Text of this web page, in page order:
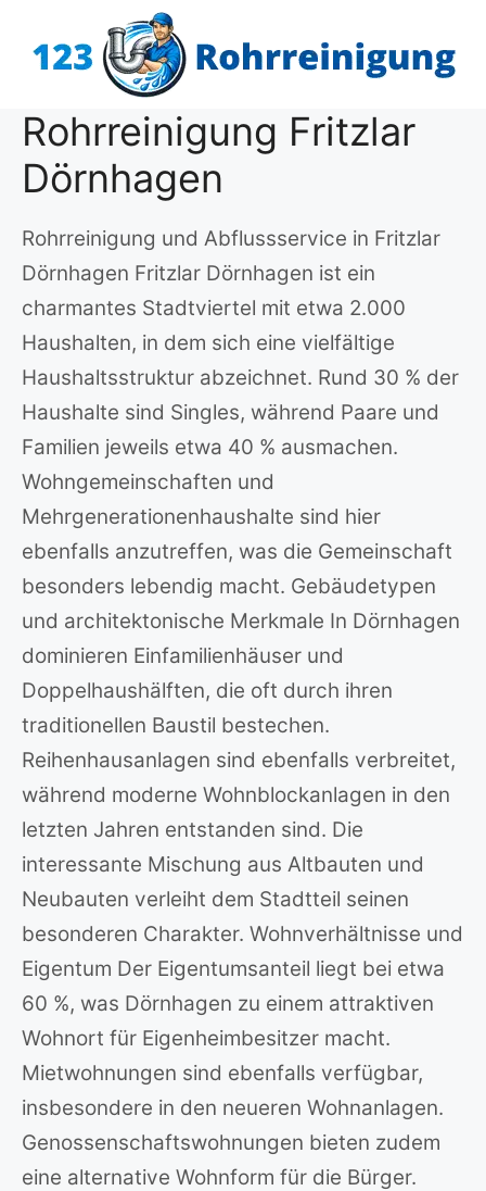
Inhalt
Rohrreinigung Fritzlar
Dörnhagen
Rohrreinigung und Abflussservice in Fritzlar
Dörnhagen Fritzlar Dörnhagen ist ein
charmantes Stadtviertel mit etwa 2.000
Haushalten, in dem sich eine vielfältige
Haushaltsstruktur abzeichnet. Rund 30 % der
Haushalte sind Singles, während Paare und
Familien jeweils etwa 40 % ausmachen.
Wohngemeinschaften und
Mehrgenerationenhaushalte sind hier
ebenfalls anzutreffen, was die Gemeinschaft
besonders lebendig macht. Gebäudetypen
und architektonische Merkmale In Dörnhagen
dominieren Einfamilienhäuser und
Doppelhaushälften, die oft durch ihren
traditionellen Baustil bestechen.
Reihenhausanlagen sind ebenfalls verbreitet,
während moderne Wohnblockanlagen in den
letzten Jahren entstanden sind. Die
interessante Mischung aus Altbauten und
Neubauten verleiht dem Stadtteil seinen
besonderen Charakter. Wohnverhältnisse und
Eigentum Der Eigentumsanteil liegt bei etwa
60 %, was Dörnhagen zu einem attraktiven
Wohnort für Eigenheimbesitzer macht.
Mietwohnungen sind ebenfalls verfügbar,
insbesondere in den neueren Wohnanlagen.
Genossenschaftswohnungen bieten zudem
eine alternative Wohnform für die Bürger.